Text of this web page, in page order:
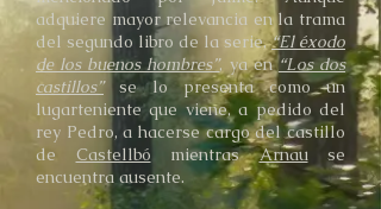
adquiere mayor relevancia en la trama
del segundo libro de la serie,“El éxodo
de los buenos hombres”, ya en“Los dos
castillos”se lo presenta como un
lugarteniente que viene, a pedido del
rey Pedro, a hacerse cargo del castillo
de Castellbó mientrasArnau se
encuentra ausente.